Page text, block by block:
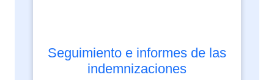
Seguimiento e informes de las
indemnizaciones